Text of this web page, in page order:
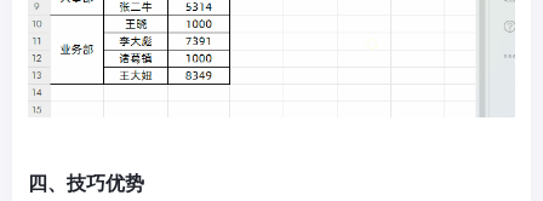
四、技巧优势